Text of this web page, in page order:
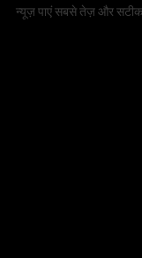
न्यूज़ पाएं सबसे तेज़ और सटीक